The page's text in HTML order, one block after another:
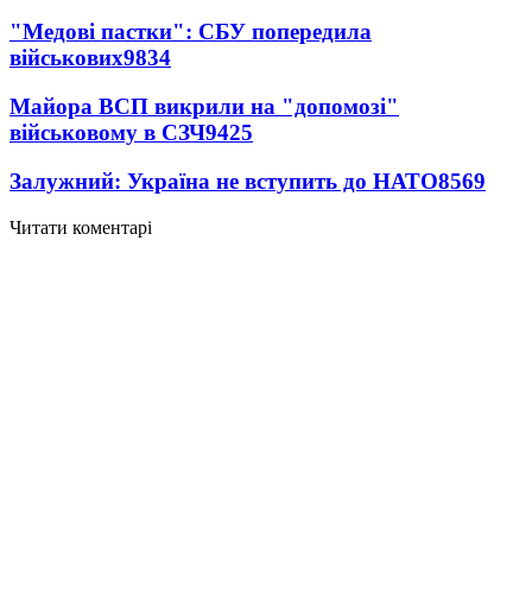
"Медові пастки": СБУ попередила
військових9834
Майора ВСП викрили на "допомозі"
військовому в СЗЧ9425
Залужний: Україна не вступить до НАТО8569
Читати коментарі